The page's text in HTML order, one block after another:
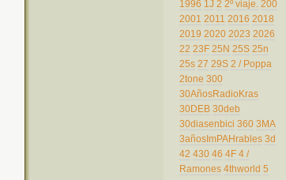
1996 1J 2 2º viaje. 200
2001 2011 2016 2018
2019 2020 2023 2026
22 23F 25N 25S 25n
25s 27 29S 2 / Poppa
2tone 300
30AñosRadioKras
30DEB 30deb
30diasenbici 360 3MA
3añosImPAHrables 3d
42 430 46 4F 4 /
Ramones 4thworld 5